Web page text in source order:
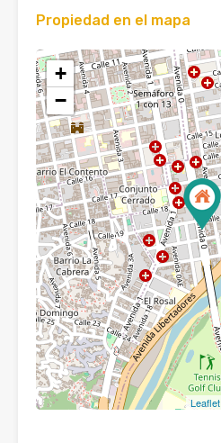
Propiedad en el mapa
+
−
Leaflet